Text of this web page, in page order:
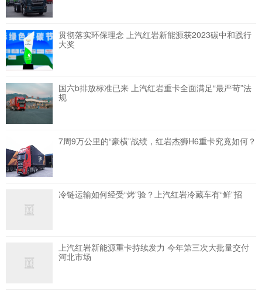
贯彻落实环保理念 上汽红岩新能源获2023碳中和践行
大奖
国六b排放标准已来 上汽红岩重卡全面满足“最严苛”法
规
7周9万公里的“豪横”战绩，红岩杰狮H6重卡究竟如何？
冷链运输如何经受“烤”验？上汽红岩冷藏车有“鲜”招
上汽红岩新能源重卡持续发力 今年第三次大批量交付
河北市场